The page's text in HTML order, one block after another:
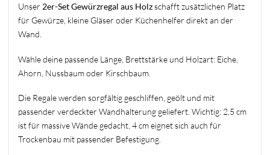
Unser 2er-Set Gewürzregal aus Holzschafft zusätzlichen Platz
für Gewürze, kleine Gläser oder Küchenhelfer direkt an der
Wand.
Wähle deine passende Länge, Brettstärke und Holzart: Eiche,
Ahorn, Nussbaum oder Kirschbaum.
Die Regale werden sorgfältig geschliffen, geölt und mit
passender verdeckter Wandhalterung geliefert. Wichtig: 2,5 cm
ist für massive Wände gedacht, 4 cm eignet sich auch für
Trockenbau mit passender Befestigung.